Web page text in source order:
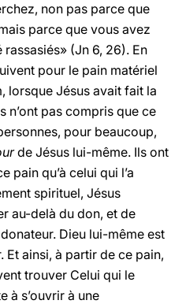
non pas parce que
parce que vous avez
(Jn 6, 26). En
pour le pain matériel
lorsque Jésus avait fait la
n’ont pas compris que ce
pour beaucoup,
de Jésus lui-même. Ils ont
pain qu’à celui qui l’a
spirituel, Jésus
au-delà du don, et de
Dieu lui-même est
Et ainsi, à partir de ce pain,
trouver Celui qui le
à s’ouvrir à une